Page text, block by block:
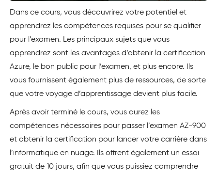
Dans ce cours, vous découvrirez votre potentiel et
apprendrez les compétences requises pour se qualifier
pour l’examen. Les principaux sujets que vous
apprendrez sont les avantages d’obtenir la certification
Azure, le bon public pour l’examen, et plus encore. Ils
vous fournissent également plus de ressources, de sorte
que votre voyage d’apprentissage devient plus facile.
Après avoir terminé le cours, vous aurez les
compétences nécessaires pour passer l’examen AZ-900
et obtenir la certification pour lancer votre carrière dans
l’informatique en nuage. Ils offrent également un essai
gratuit de 10 jours, afin que vous puissiez comprendre